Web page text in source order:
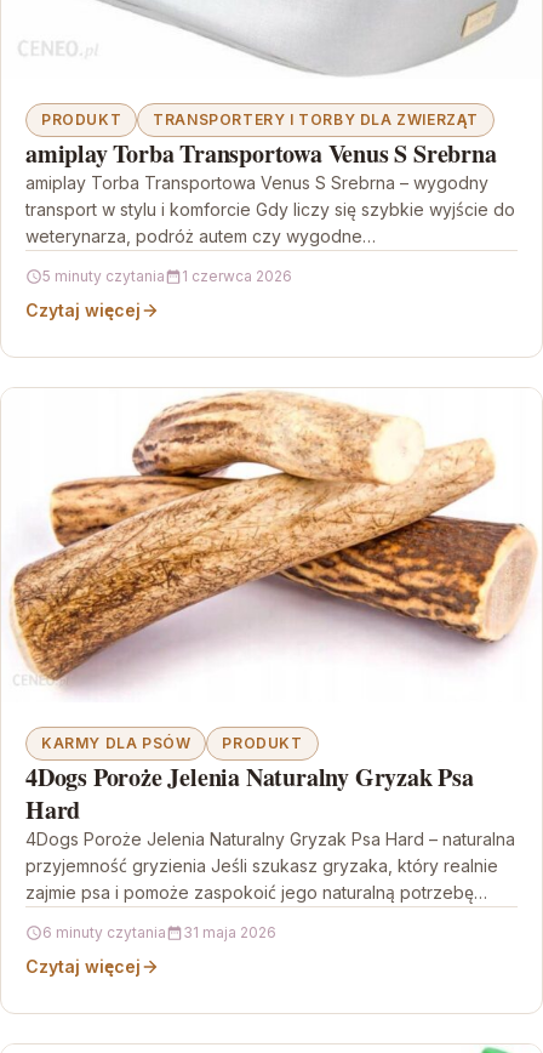
PRODUKT TRANSPORTERY I TORBY DLA ZWIERZĄT
amiplay Torba Transportowa Venus S Srebrna
amiplay Torba Transportowa Venus S Srebrna – wygodny
transport w stylu i komforcie Gdy liczy się szybkie wyjście do
weterynarza, podróż autem czy wygodne…
5 minuty czytania 1 czerwca 2026
Czytaj więcej
KARMY DLA PSÓW PRODUKT
4Dogs Poroże Jelenia Naturalny Gryzak Psa
Hard
4Dogs Poroże Jelenia Naturalny Gryzak Psa Hard – naturalna
przyjemność gryzienia Jeśli szukasz gryzaka, który realnie
zajmie psa i pomoże zaspokoić jego naturalną potrzebę…
6 minuty czytania 31 maja 2026
Czytaj więcej